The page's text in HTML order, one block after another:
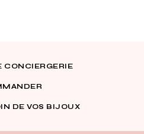
CONCIERGERIE
DE VOS BIJOUX